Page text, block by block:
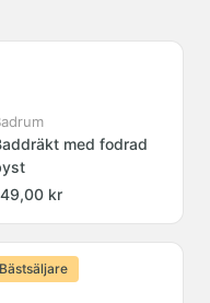
med fodrad
kr
Bästsäljare